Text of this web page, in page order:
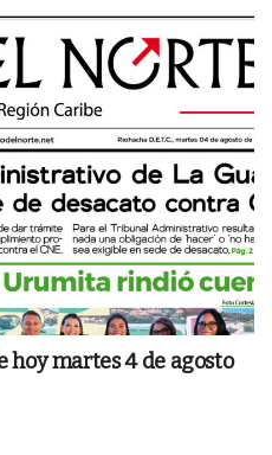
hoy martes 4 de agosto